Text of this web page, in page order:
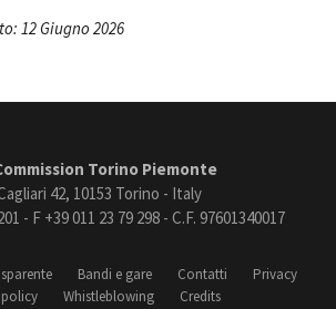
12 Giugno 2026
Torino Piemonte
42, 10153 Torino - Italy
- F +39 011 23 79 298 - C.F. 97601340017
Bandi e gare Contatti
Privacy
Whistleblowing Credits